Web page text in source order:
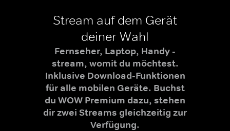
Stream auf dem Gerät
deiner Wahl
Fernseher, Laptop, Handy -
stream, womit du möchtest.
Inklusive Download-Funktionen
für alle mobilen Geräte. Buchst
du WOW Premium dazu, stehen
dir zwei Streams gleichzeitig zur
Verfügung.